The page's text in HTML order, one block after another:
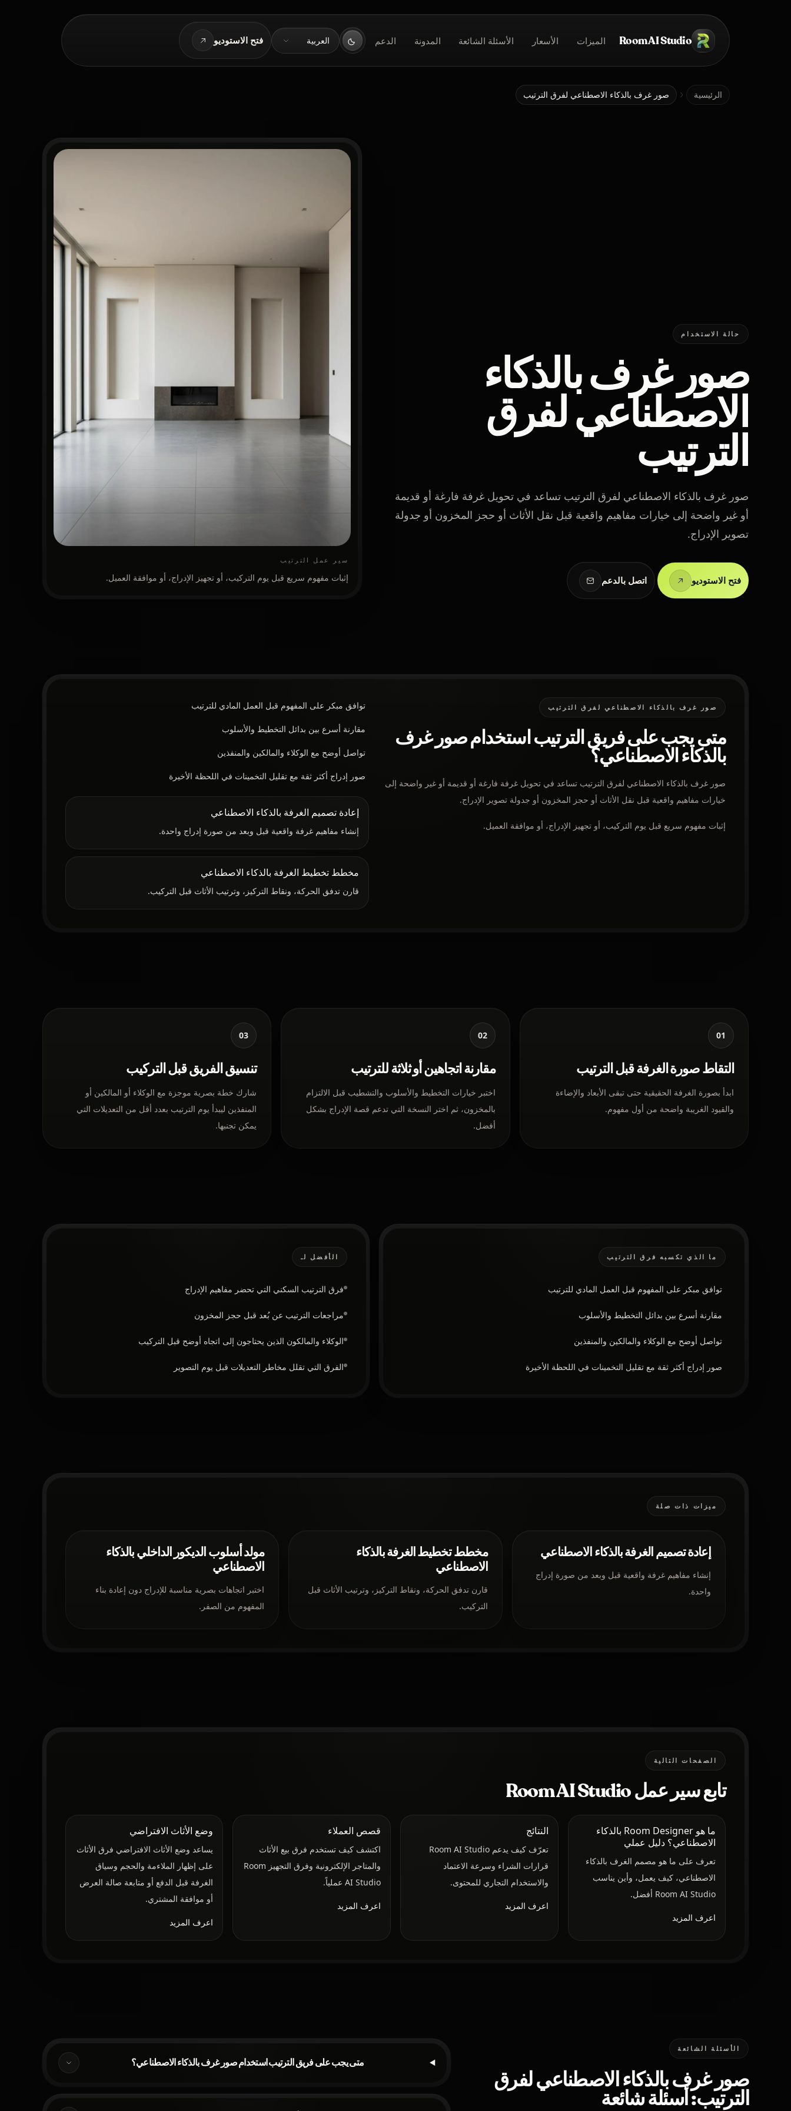
Room AI Studioالرئيسية الميزات الأسعار الأسئلة الشائعة المدونة الدعم اللغةالعربية فتح الاستوديو
الرئيسية صور غرف بالذكاء الاصطناعي لفرق الترتيب
حالة الاستخدام
صور غرف بالذكاء
الاصطناعي لفرق
الترتيب
صور غرف بالذكاء الاصطناعي لفرق الترتيب تساعد في تحويل غرفة فارغة أو قديمة
أو غير واضحة إلى خيارات مفاهيم واقعية قبل نقل الأثاث أو حجز المخزون أو جدولة
تصوير الإدراج.
فتح الاستوديو اتصل بالدعم
سير عمل الترتيب
إثبات مفهوم سريع قبل يوم التركيب، أو تجهيز الإدراج، أو موافقة العميل.
صور غرف بالذكاء الاصطناعي لفرق الترتيب
متى يجب على فريق الترتيب استخدام صور غرف
بالذكاء الاصطناعي؟
صور غرف بالذكاء الاصطناعي لفرق الترتيب تساعد في تحويل غرفة فارغة أو قديمة أو غير واضحة إلى
خيارات مفاهيم واقعية قبل نقل الأثاث أو حجز المخزون أو جدولة تصوير الإدراج.
إثبات مفهوم سريع قبل يوم التركيب، أو تجهيز الإدراج، أو موافقة العميل.
توافق مبكر على المفهوم قبل العمل المادي للترتيب
مقارنة أسرع بين بدائل التخطيط والأسلوب
تواصل أوضح مع الوكلاء والمالكين والمنفذين
صور إدراج أكثر ثقة مع تقليل التخمينات في اللحظة الأخيرة
إعادة تصميم الغرفة بالذكاء الاصطناعي
إنشاء مفاهيم غرفة واقعية قبل وبعد من صورة إدراج واحدة.
مخطط تخطيط الغرفة بالذكاء الاصطناعي
قارن تدفق الحركة، ونقاط التركيز، وترتيب الأثاث قبل التركيب.
01
التقاط صورة الغرفة قبل الترتيب
ابدأ بصورة الغرفة الحقيقية حتى تبقى الأبعاد والإضاءة
والقيود الغريبة واضحة من أول مفهوم.
02
مقارنة اتجاهين أو ثلاثة للترتيب
اختبر خيارات التخطيط والأسلوب والتشطيب قبل الالتزام
بالمخزون، ثم اختر النسخة التي تدعم قصة الإدراج بشكل
أفضل.
03
تنسيق الفريق قبل التركيب
شارك خطة بصرية موجزة مع الوكلاء أو المالكين أو
المنفذين ليبدأ يوم الترتيب بعدد أقل من التعديلات التي
يمكن تجنبها.
ما الذي تكسبه فرق الترتيب
توافق مبكر على المفهوم قبل العمل المادي للترتيب
مقارنة أسرع بين بدائل التخطيط والأسلوب
تواصل أوضح مع الوكلاء والمالكين والمنفذين
صور إدراج أكثر ثقة مع تقليل التخمينات في اللحظة الأخيرة
الأفضل لـ
فرق الترتيب السكني التي تحضر مفاهيم الإدراج
مراجعات الترتيب عن بُعد قبل حجز المخزون
الوكلاء والمالكون الذين يحتاجون إلى اتجاه أوضح قبل التركيب
الفرق التي تقلل مخاطر التعديلات قبل يوم التصوير
ميزات ذات صلة
إعادة تصميم الغرفة بالذكاء الاصطناعي
إنشاء مفاهيم غرفة واقعية قبل وبعد من صورة إدراج
واحدة.
مخطط تخطيط الغرفة بالذكاء
الاصطناعي
قارن تدفق الحركة، ونقاط التركيز، وترتيب الأثاث قبل
التركيب.
مولد أسلوب الديكور الداخلي بالذكاء
الاصطناعي
اختبر اتجاهات بصرية مناسبة للإدراج دون إعادة بناء
المفهوم من الصفر.
الصفحات التالية
تابع سير عمل Room AI Studio
ما هو Room Designer بالذكاء
الاصطناعي؟ دليل عملي
تعرف على ما هو مصمم الغرف بالذكاء
الاصطناعي، كيف يعمل، وأين يناسب
Room AI Studio أفضل.
اعرف المزيد
النتائج
تعرّف كيف يدعم Room AI Studio
قرارات الشراء وسرعة الاعتماد
والاستخدام التجاري للمحتوى.
اعرف المزيد
قصص العملاء
اكتشف كيف تستخدم فرق بيع الأثاث
والمتاجر الإلكترونية وفرق التجهيز Room
AI Studio عملياً.
اعرف المزيد
وضع الأثاث الافتراضي
يساعد وضع الأثاث الافتراضي فرق الأثاث
على إظهار الملاءمة والحجم وسياق
الغرفة قبل الدفع أو متابعة صالة العرض
أو موافقة المشتري.
اعرف المزيد
الأسئلة الشائعة
صور غرف بالذكاء الاصطناعي لفرق
الترتيب: أسئلة شائعة
متى يجب على فريق الترتيب استخدام صور غرف بالذكاء الاصطناعي؟